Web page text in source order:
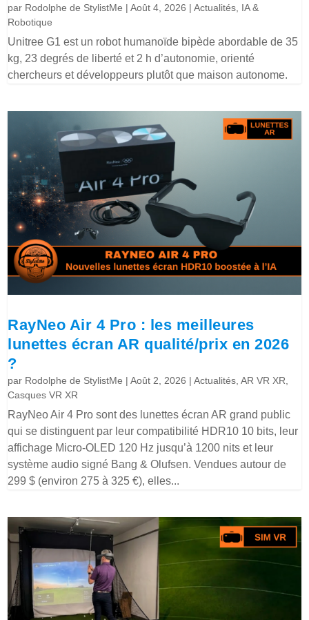
par Rodolphe de StylistMe |Août 4, 2026 |Actualités IA &
Robotique
Unitree G1 est un robot humanoïde bipède abordable de 35
kg, 23 degrés de liberté et 2 h d’autonomie, orienté
chercheurs et développeurs plutôt que maison autonome.
RayNeo Air 4 Pro : les meilleures
lunettes écran AR qualité/prix en 2026
?
par Rodolphe de StylistMe |Août 2, 2026 |Actualités ,AR VR XR
Casques VR XR
RayNeo Air 4 Pro sont des lunettes écran AR grand public
qui se distinguent par leur compatibilité HDR10 10 bits, leur
affichage Micro-OLED 120 Hz jusqu’à 1200 nits et leur
système audio signé Bang & Olufsen. Vendues autour de
299 $ (environ 275 à 325 €), elles...